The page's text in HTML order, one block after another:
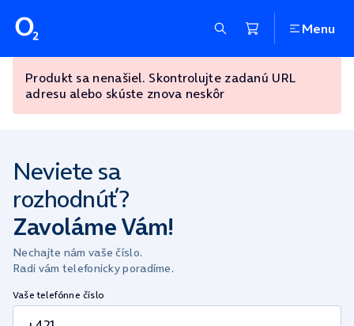
Menu
Produkt sa nenašiel. Skontrolujte zadanú URL
adresu alebo skúste znova neskôr
Neviete sa
rozhodnúť?
Zavoláme Vám!
Nechajte nám vaše číslo.
Radi vám telefonicky poradíme.
Vaše telefónne číslo